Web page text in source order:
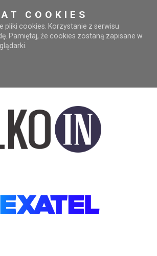
COOKIES
pliki cookies. Korzystanie z serwisu
Pamiętaj, że cookies zostaną zapisane w